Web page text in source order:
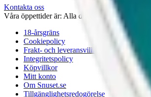
Kontakta oss
Våra öppettider är: Alla dagar 08:00 - 18:00 Vi
18-årsgräns
Cookiepolicy
Frakt- och leveransvillkor
Integritetspolicy
Köpvillkor
Mitt konto
Om Snuset.se
Tillgänglighetsredogörelse